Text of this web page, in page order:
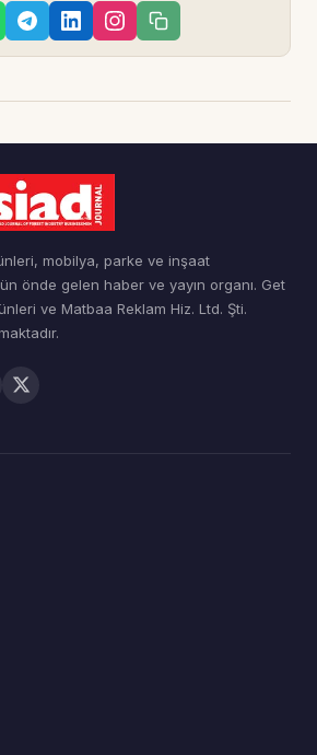
mobilya, parke ve inşaat
önde gelen haber ve yayın organı. Get
ve Matbaa Reklam Hiz. Ltd. Şti.